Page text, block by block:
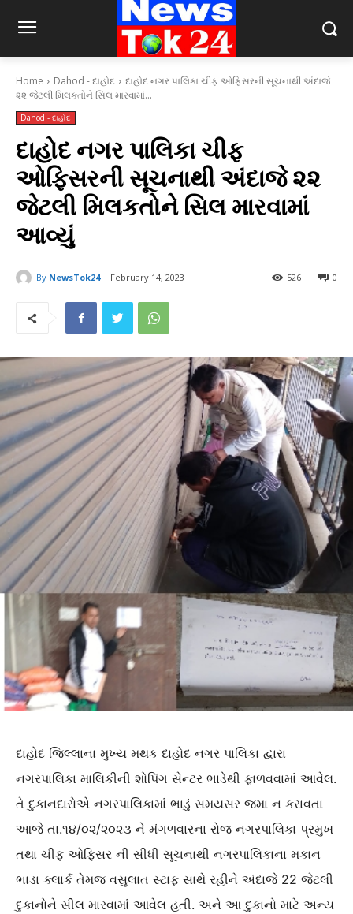
Home Dahod - દાહોદ
દાહોદ નગર પાલિકા ચીફ ઓફિસરની સૂચનાથી અંદાજે
૨૨ જેટલી મિલકતોને સિલ મારવામાં...
Dahod - દાહોદ
દાહોદ નગર પાલિકા ચીફ
ઓફિસરની સૂચનાથી અંદાજે ૨૨
જેટલી મિલકતોને સિલ મારવામાં
આવ્યું
By NewsTok24 February 14, 2023 0
526
દાહોદ જિલ્લાના મુખ્ય મથક દાહોદ નગર પાલિકા દ્વારા
નગરપાલિકા માલિકીની શોપિંગ સેન્ટર ભાડેથી ફાળવવામાં આવેલ.
તે દુકાનદારોએ નગરપાલિકામાં ભાડું સમયસર જમા ન કરાવતા
આજે તા.૧૪/૦૨/૨૦૨૩ ને મંગળવારના રોજ નગરપાલિકા પ્રમુખ
તથા ચીફ ઓફિસર ની સીધી સૂચનાથી નગરપાલિકાના મકાન
ભાડા ક્લાર્ક તેમજ વસુલાત સ્ટાફ સાથે રહીને અંદાજે 22 જેટલી
દુકાનોને સીલ મારવામાં આવેલ હતી. અને આ દુકાનો માટે અન્ય